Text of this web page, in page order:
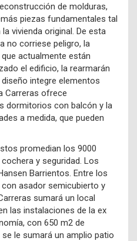
de molduras,
piezas fundamentales tal
vivienda original. De esta
no corriese peligro, la
actualmente están
el edificio, la rearmarán
integre elementos
Carreras ofrece
dormitorios con balcón y la
a medida, que pueden
promedian los 9000
y seguridad. Los
Barrientos. Entre los
asador semicubierto y
sumará un local
las instalaciones de la ex
con 650 m2 de
le sumará un amplio patio